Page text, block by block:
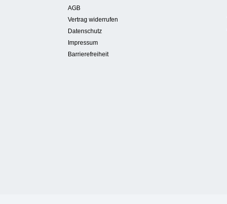
AGB
Vertrag widerrufen
Datenschutz
Impressum
Barrierefreiheit